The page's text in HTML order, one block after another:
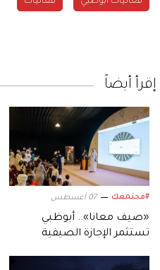
إقرأ أيضاً
#مجتمعك 07 أغسطس
«صيف معانا».. أبوظبي
تستثمر الإجازة الصيفية